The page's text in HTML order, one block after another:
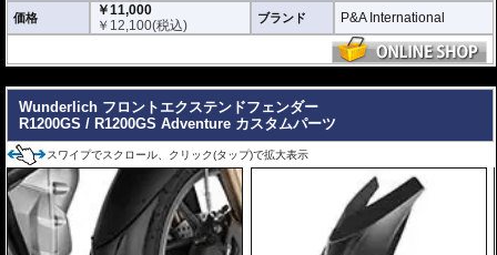
価格
￥11,000
￥ 12,100(税込) ブランド P&A International
Wunderlich フロントエクステンドフェンダー
R1200GS / R1200GS Adventure カスタムパーツ
スワイプでスクロール、クリック(タップ)で拡大表示